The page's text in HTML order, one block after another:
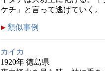
ケチ」と言って逃げていく。
類似事例
カイカ
1920年 徳島県